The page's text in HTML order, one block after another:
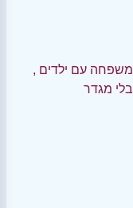
משפחה עם ילדים ,
בלי מגדר